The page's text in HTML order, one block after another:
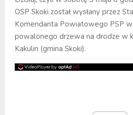
OSP Skoki został wysłany przez
Komendanta Powiatowego PSP
powalonego drzewa na drodze w
Kakulin (gmina Skoki).